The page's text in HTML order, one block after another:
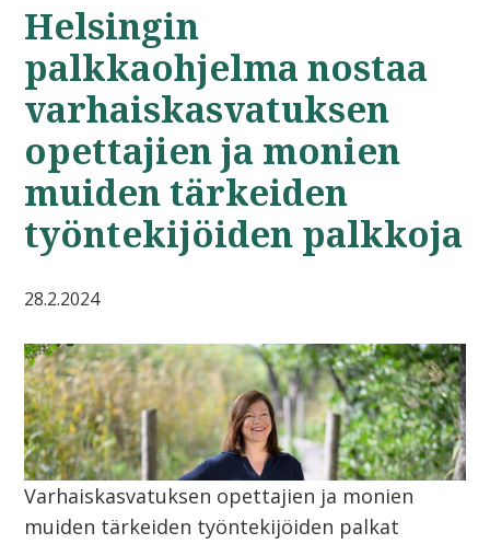
Helsingin
palkkaohjelma nostaa
varhaiskasvatuksen
opettajien ja monien
muiden tärkeiden
työntekijöiden palkkoja
28.2.2024
Varhaiskasvatuksen opettajien ja monien
muiden tärkeiden työntekijöiden palkat